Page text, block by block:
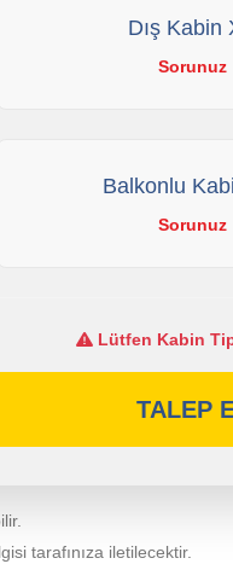
Dış Kabin
Sorunuz
Balkonlu
Sorunuz
Lütfen Kabin
TALEP
tarafınıza iletilecektir.